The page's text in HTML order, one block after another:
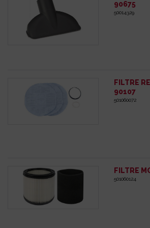
90675
50014329
FILTRE
90107
501060072
FILTRE
501060124